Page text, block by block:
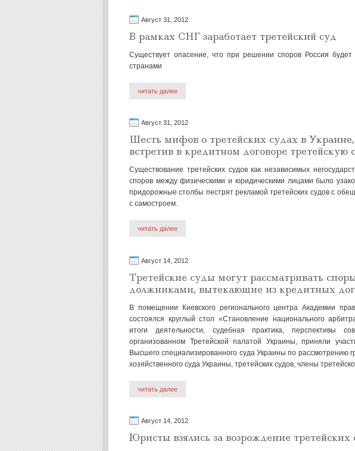
Август 31, 2012
В рамках СНГ заработает третейский суд
Существует опасение, что при решении споров Россия
странами
читать далее
Август 31, 2012
Шесть мифов о третейских судах в Украине,
встретив в кредитном договоре третейскую
Существование третейских судов как независимых
споров между физическими и юридическими лицами было
придорожные столбы пестрят рекламой третейских судов с
с самостроем.
читать далее
Август 14, 2012
Третейские суды могут рассматривать
должниками, вытекающие из кредитных
В помещении Киевского регионального центра Академии
состоялся круглый стол «Становление национального
итоги деятельности, судебная практика, перспективы
организованном Третейской палатой Украины, приняли
Высшего специализированного суда Украины по рассмотрению
хозяйственного суда Украины, третейских судов, члены
читать далее
Август 14, 2012
Юристы взялись за возрождение третейских